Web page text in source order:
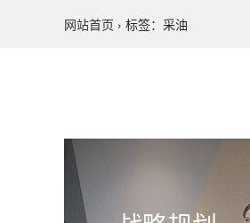
网站首页 › 标签：采油